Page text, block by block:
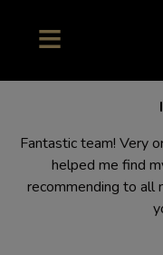
Fantastic team! Very
helped me find
recommending to all